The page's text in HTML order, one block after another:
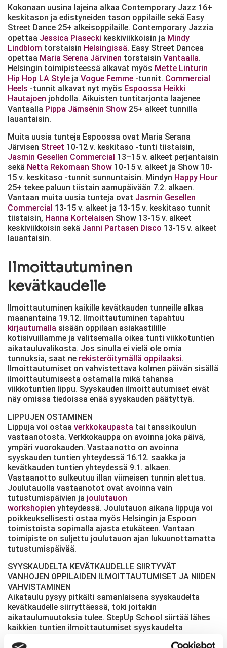
Kokonaan uusina lajeina alkaa Contemporary Jazz 16+
keskitason ja edistyneiden tason oppilaille sekä Easy
Street Dance 25+ alkeisoppilaille. Contemporary Jazzia
opettaa Jessica Piasecki keskiviikkoisin ja Mindy
Lindblom torstaisin Helsingissä. Easy Street Dancea
opettaa Maria Serena Järvinen torstaisin Vantaalla.
Helsingin toimipisteessä alkavat myös Mette Linturin
Hip Hop LA Style ja Vogue Femme -tunnit. Commercial
Heels -tunnit alkavat nyt myös Espoossa Heikki
Hautajoen johdolla. Aikuisten tuntitarjonta laajenee
Vantaalla Pippa Jämsénin Show 25+ alkeet tunnilla
lauantaisin.
Muita uusia tunteja Espoossa ovat Maria Serana
Järvisen Street 10-12 v. keskitaso -tunti tiistaisin,
Jasmin Gesellen Commercial 13–15 v. alkeet perjantaisin
sekä Netta Rekomaan Show 10-15 v. alkeet ja Show 10-
15 v. keskitaso -tunnit sunnuntaisin. Mindyn Happy Hour
25+ tekee paluun tiistain aamupäivään 7.2. alkaen.
Vantaan muita uusia tunteja ovat Jasmin Gesellen
Commercial 13-15 v. alkeet ja 13-15 v. keskitaso tunnit
tiistaisin, Hanna Kortelaisen Show 13-15 v. alkeet
keskiviikkoisin sekä Janni Partasen Disco 13-15 v. alkeet
lauantaisin.
Ilmoittautuminen
kevätkaudelle
Ilmoittautuminen kaikille kevätkauden tunneille alkaa
maanantaina 19.12. Ilmoittautuminen tapahtuu
kirjautumalla sisään oppilaan asiakastilille
kotisivuillamme ja valitsemalla oikea tunti viikkotuntien
aikatauluvalikosta. Jos sinulla ei vielä ole omia
tunnuksia, saat ne rekisteröitymällä oppilaaksi.
Ilmoittautumiset on vahvistettava kolmen päivän sisällä
ilmoittautumisesta ostamalla mikä tahansa
viikkotuntien lippu. Syyskauden ilmoittautumiset eivät
näy omissa tiedoissa enää syyskauden päätyttyä.
LIPPUJEN OSTAMINEN
Lippuja voi ostaa verkkokaupasta tai tanssikoulun
vastaanotosta. Verkkokauppa on avoinna joka päivä,
ympäri vuorokauden. Vastaanotto on avoinna
syyskauden tuntien yhteydessä 16.12. saakka ja
kevätkauden tuntien yhteydessä 9.1. alkaen.
Vastaanotto sulkeutuu illan viimeisen tunnin alettua.
Joulutauolla vastaanotot ovat avoinna vain
tutustumispäivien ja joulutauon
workshopien yhteydessä. Joulutauon aikana lippuja voi
poikkeuksellisesti ostaa myös Helsingin ja Espoon
toimistoista sopimalla ajasta etukäteen. Vantaan
toimipiste on suljettu joulutauon ajan lukuunottamatta
tutustumispäivää.
SYYSKAUDELTA KEVÄTKAUDELLE SIIRTYVÄT
VANHOJEN OPPILAIDEN ILMOITTAUTUMISET JA NIIDEN
VAHVISTAMINEN
Aikataulu pysyy pitkälti samanlaisena syyskaudelta
kevätkaudelle siirryttäessä, toki joitakin
aikataulumuutoksia tulee. StepUp School siirtää lähes
kaikkien tuntien ilmoittautumiset syyskaudelta